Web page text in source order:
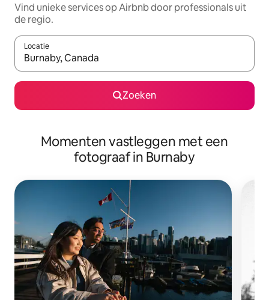
Vind unieke services op Airbnb door professionals uit
de regio.
Locatie
Wanneer er suggesties beschikbaar zijn, maak je een keuze
Zoeken
Momenten vastleggen met een
fotograaf in Burnaby